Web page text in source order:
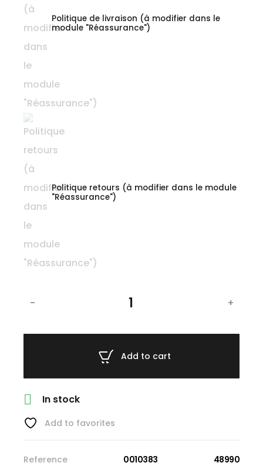
Politique de livraison (à modifier dans le
module "Réassurance")
Politique retours (à modifier dans le module
"Réassurance")
- +
Add to cart
 In stock
Add to favorites
Reference 0010383
48990